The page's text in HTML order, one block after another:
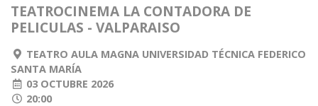
TEATROCINEMA LA CONTADORA DE
PELICULAS - VALPARAISO
TEATRO AULA MAGNA UNIVERSIDAD TÉCNICA FEDERICO
SANTA MARÍA
03 OCTUBRE 2026
20:00